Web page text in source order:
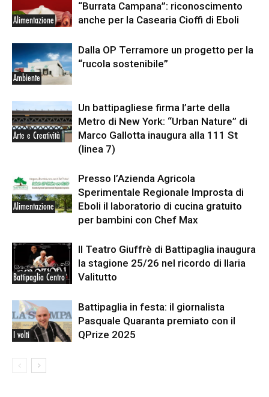
Alimentazione
“Burrata Campana”: riconoscimento
anche per la Casearia Cioffi di Eboli
Ambiente
Dalla OP Terramore un progetto per la
“rucola sostenibile”
Arte e Creatività
Un battipagliese firma l’arte della
Metro di New York: “Urban Nature” di
Marco Gallotta inaugura alla 111 St
(linea 7)
Alimentazione
Presso l’Azienda Agricola
Sperimentale Regionale Improsta di
Eboli il laboratorio di cucina gratuito
per bambini con Chef Max
Battipaglia Centro
Il Teatro Giuffrè di Battipaglia inaugura
la stagione 25/26 nel ricordo di Ilaria
Valitutto
I volti
Battipaglia in festa: il giornalista
Pasquale Quaranta premiato con il
QPrize 2025